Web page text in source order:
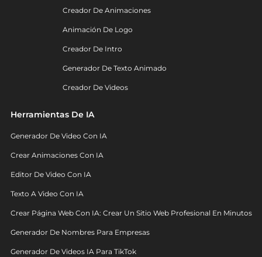
Creador De Animaciones
Animación De Logo
Creador De Intro
Generador De Texto Animado
Creador De Videos
Herramientas De IA
Generador De Video Con IA
Crear Animaciones Con IA
Editor De Video Con IA
Texto A Video Con IA
Crear Página Web Con IA: Crear Un Sitio Web Profesional En Minutos
Generador De Nombres Para Empresas
Generador De Videos IA Para TikTok